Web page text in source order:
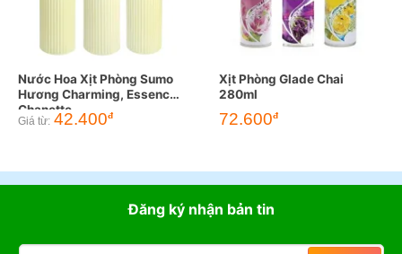
Nước Hoa Xịt Phòng Sumo
Hương Charming, Essence,
Chanette
Giá từ: 42.400đ
Xịt Phòng Glade Chai
280ml
72.600đ
Đăng ký nhận bản tin